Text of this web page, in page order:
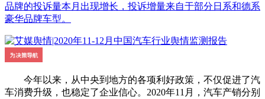
品牌的投诉量本月出现增长，投诉增量来自于部分日系和德系
豪华品牌车型。
今年以来，从中央到地方的各项利好政策，不仅促进了汽
车消费升级，也稳定了企业信心。2020年11月，汽车产销分别